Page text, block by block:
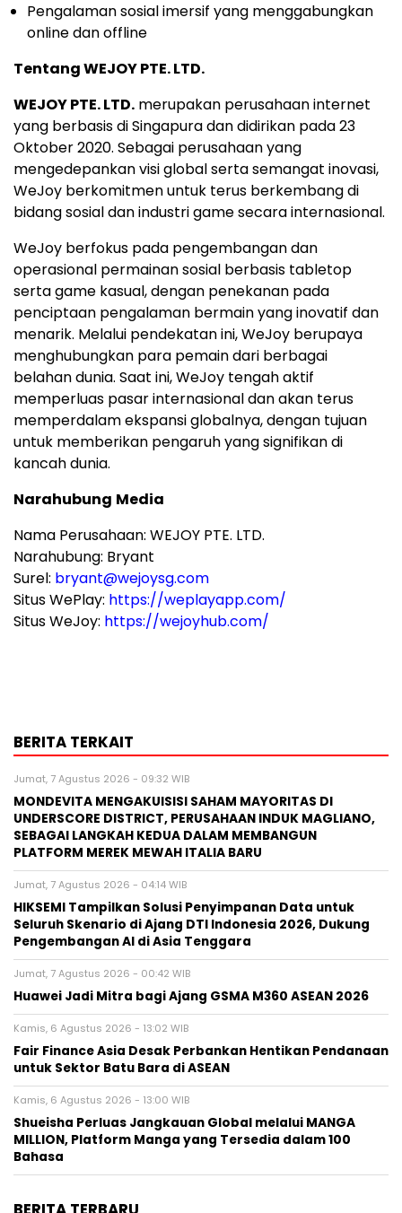
Pengalaman sosial imersif yang menggabungkan
online dan offline
Tentang WEJOY PTE. LTD.
WEJOY PTE. LTD. merupakan perusahaan internet
yang berbasis di Singapura dan didirikan pada 23
Oktober 2020. Sebagai perusahaan yang
mengedepankan visi global serta semangat inovasi,
WeJoy berkomitmen untuk terus berkembang di
bidang sosial dan industri game secara internasional.
WeJoy berfokus pada pengembangan dan
operasional permainan sosial berbasis tabletop
serta game kasual, dengan penekanan pada
penciptaan pengalaman bermain yang inovatif dan
menarik. Melalui pendekatan ini, WeJoy berupaya
menghubungkan para pemain dari berbagai
belahan dunia. Saat ini, WeJoy tengah aktif
memperluas pasar internasional dan akan terus
memperdalam ekspansi globalnya, dengan tujuan
untuk memberikan pengaruh yang signifikan di
kancah dunia.
Narahubung Media
Nama Perusahaan: WEJOY PTE. LTD.
Narahubung: Bryant
Surel: bryant@wejoysg.com
Situs WePlay: https://weplayapp.com/
Situs WeJoy: https://wejoyhub.com/
BERITA TERKAIT
Jumat, 7 Agustus 2026 - 09:32 WIB
MONDEVITA MENGAKUISISI SAHAM MAYORITAS DI
UNDERSCORE DISTRICT, PERUSAHAAN INDUK MAGLIANO,
SEBAGAI LANGKAH KEDUA DALAM MEMBANGUN
PLATFORM MEREK MEWAH ITALIA BARU
Jumat, 7 Agustus 2026 - 04:14 WIB
HIKSEMI Tampilkan Solusi Penyimpanan Data untuk
Seluruh Skenario di Ajang DTI Indonesia 2026, Dukung
Pengembangan AI di Asia Tenggara
Jumat, 7 Agustus 2026 - 00:42 WIB
Huawei Jadi Mitra bagi Ajang GSMA M360 ASEAN 2026
Kamis, 6 Agustus 2026 - 13:02 WIB
Fair Finance Asia Desak Perbankan Hentikan Pendanaan
untuk Sektor Batu Bara di ASEAN
Kamis, 6 Agustus 2026 - 13:00 WIB
Shueisha Perluas Jangkauan Global melalui MANGA
MILLION, Platform Manga yang Tersedia dalam 100
Bahasa